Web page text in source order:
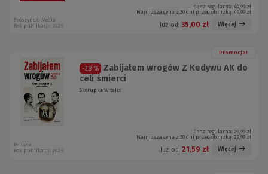
Cena regularna: 49,99 zł
Najniższa cena z 30 dni przed obniżką: 49,99 zł
Już od: 35,00 zł Więcej
Prószyński Media
Rok publikacji: 2025
Promocja!
-28 %
Zabijałem wrogów Z Kedywu AK do
celi śmierci
Skorupka Witalis
Cena regularna: 29,99 zł
Najniższa cena z 30 dni przed obniżką: 29,99 zł
Już od: 21,59 zł Więcej
Bellona
Rok publikacji: 2025